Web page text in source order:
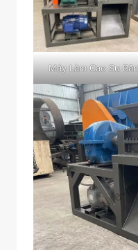
Máy Làm Cao Su